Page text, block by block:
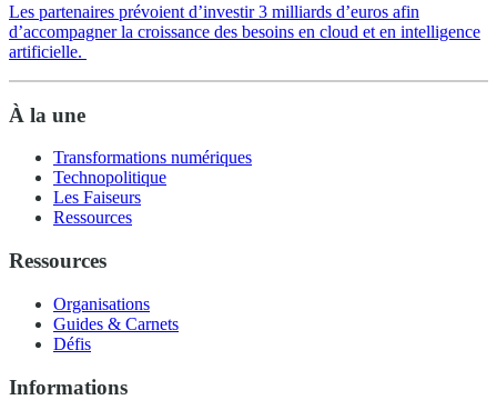
Les partenaires prévoient d’investir 3 milliards d’euros afin
d’accompagner la croissance des besoins en cloud et en intelligence
artificielle.
À la une
Transformations numériques
Technopolitique
Les Faiseurs
Ressources
Ressources
Organisations
Guides & Carnets
Défis
Informations